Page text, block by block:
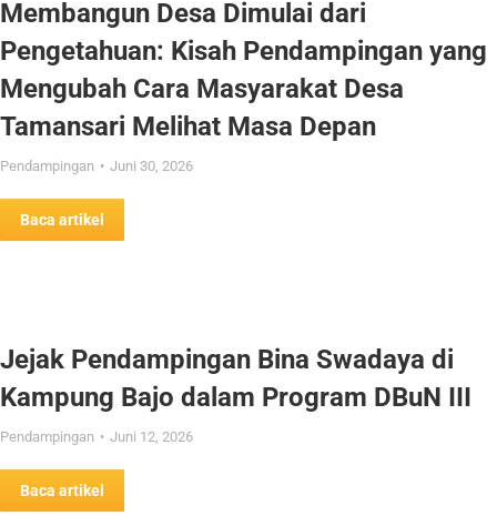
Membangun Desa Dimulai dari
Pengetahuan: Kisah Pendampingan yang
Mengubah Cara Masyarakat Desa
Tamansari Melihat Masa Depan
Pendampingan Juni 30, 2026
Baca artikel
Jejak Pendampingan Bina Swadaya di
Kampung Bajo dalam Program DBuN III
Pendampingan Juni 12, 2026
Baca artikel